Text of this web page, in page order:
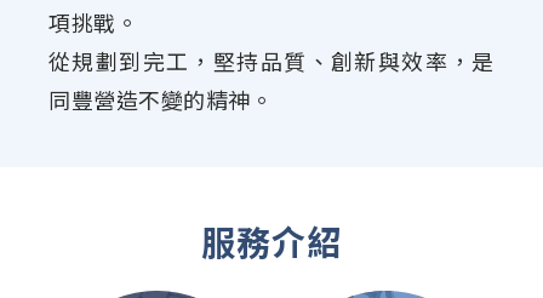
項挑戰。
從規劃到完工，堅持品質、創新與效率，是
同豐營造不變的精神。
服務介紹